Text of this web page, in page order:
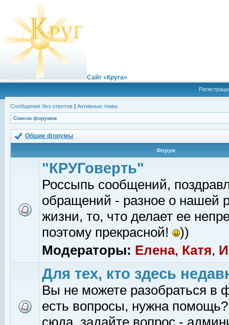
Сайт «Круга»
Сообщения без ответов | Активные темы
Список форумов
Общие форумы
Форум
"КРУГоверть"
Россыпь сообщений,
обращений - разное о нашей
жизни, то, что делает ее
поэтому прекрасной!
))
Модераторы: Елена, Катя,
Для тех, кто здесь
Вы не можете разобраться в
есть вопросы, нужна помощь?
сюда, задайте вопрос -